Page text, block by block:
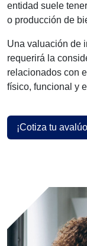
entidad suele
o producción de
Una valuación de
requerirá la
relacionados con
físico, funcional y
¡Cotiza tu